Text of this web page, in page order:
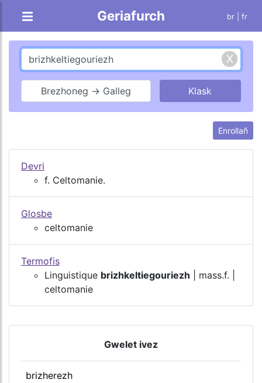
Geriafurch br | fr
Brezhoneg → Galleg
Enrollañ
Devri
f. Celtomanie.
Glosbe
celtomanie
Termofis
Linguistique brizhkeltiegouriezh | mass.f. |
celtomanie
Gwelet ivez
brizherezh